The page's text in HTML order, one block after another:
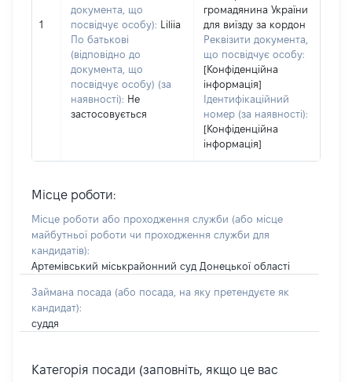
1
документа, що
посвідчує особу):
Liliia
По батькові
(відповідно до
документа, що
посвідчує особу) (за
наявності): Не
застосовується
громадянина України
для виїзду за кордон
Реквізити документа,
що посвідчує особу:
[Конфіденційна
інформація]
Ідентифікаційний
номер (за наявності):
[Конфіденційна
інформація]
Місце роботи:
Місце роботи або проходження служби (або місце
майбутньої роботи чи проходження служби для
кандидатів):
Артемівський міськрайонний суд Донецької області
Займана посада (або посада, на яку претендуєте як
кандидат):
суддя
Категорія посади (заповніть, якщо це вас